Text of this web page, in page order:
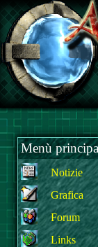
Menù
Notizie
Grafica
Forum
Links